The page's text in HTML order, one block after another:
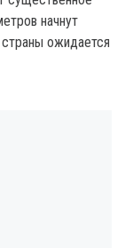
начнут
ожидается